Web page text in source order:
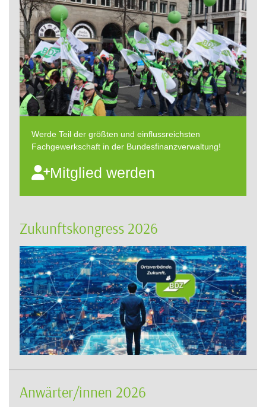
Werde Teil der größten und einflussreichsten
Fachgewerkschaft in der Bundesfinanzverwaltung!
Mitglied werden
Zukunftskongress 2026
Anwärter/innen 2026